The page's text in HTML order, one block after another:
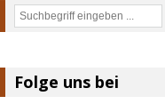
„Better Days Ahead“ an
Leser
Suchen
Folge uns bei